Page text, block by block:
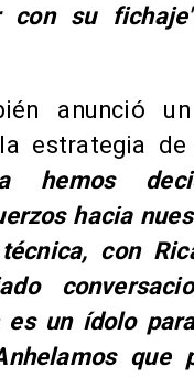
con su
anunció
estrategia de
hemos
hacia
con
es un ídolo
que